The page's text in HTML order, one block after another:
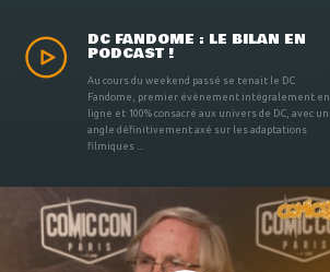
DC FANDOME : LE BILAN EN
PODCAST !
Au cours du weekend passé se tenait le DC
Fandome, premier évènement intégralement en
ligne et 100% consacré aux univers de DC, avec un
angle définitivement axé sur les adaptations
filmiques ...